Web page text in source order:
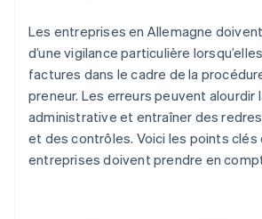
Les entreprises en Allemagne
d’une vigilance particulière
factures dans le cadre de la
preneur. Les erreurs peuvent alourdir
administrative et entraîner des
et des contrôles. Voici les points clés
entreprises doivent prendre en